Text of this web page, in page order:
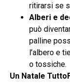
ritirarsi se
Alberi e
può
palline
l’albero e
o tossiche.
Un Natale